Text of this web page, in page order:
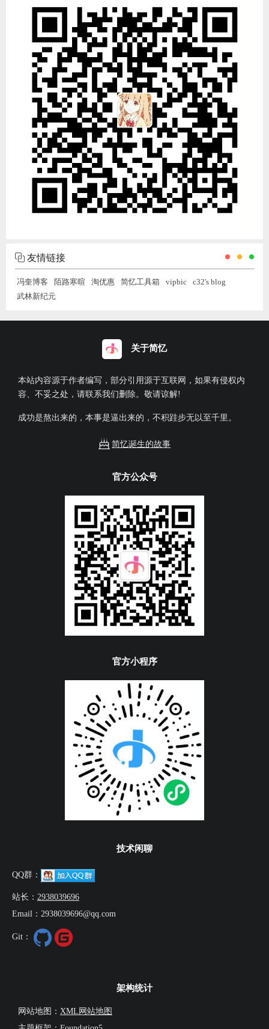
友情链接
冯奎博客 陌路寒暄 淘优惠 简忆工具箱 vipbic
c32's blog
武林新纪元
关于简忆
本站内容源于作者编写，部分引用源于互联网，如果有侵权内
容、不妥之处，请联系我们删除。敬请谅解!
成功是熬出来的，本事是逼出来的，不积跬步无以至千里。
简忆诞生的故事
官方公众号
官方小程序
技术闲聊
QQ群：
站长： 2938039696
Email：2938039696@qq.com
Git：
架构统计
网站地图： XML网站地图